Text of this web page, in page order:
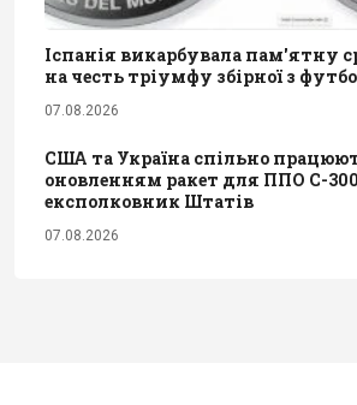
Іспанія викарбувала пам'ятну
на честь тріумфу збірної з
07.08.2026
США та Україна спільно
оновленням ракет для ППО С-
експолковник Штатів
07.08.2026